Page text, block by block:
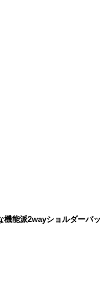
機能派2wayショルダーバッ